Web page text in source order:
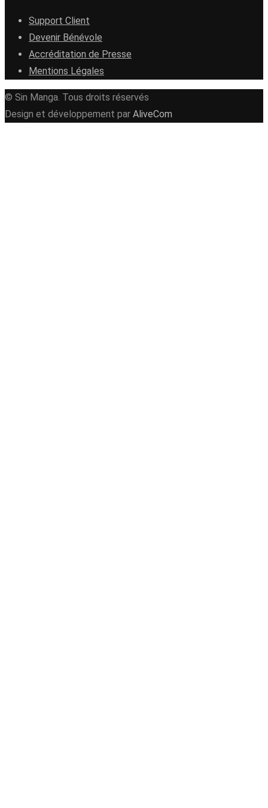
Support Client
Devenir Bénévole
Accréditation de Presse
Mentions Légales
© Sin Manga. Tous droits réservés
Design et développement par AliveCom